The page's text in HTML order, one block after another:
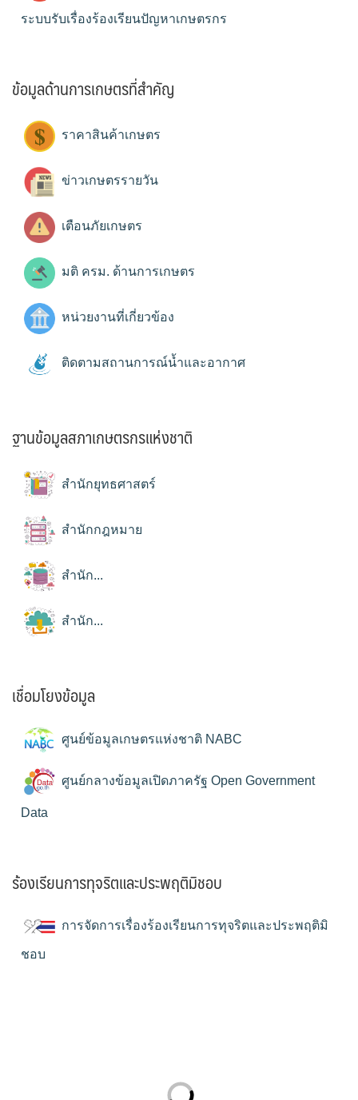
ระบบรับเรื่องร้องเรียนปัญหาเกษตรกร
ข้อมูลด้านการเกษตรที่สำคัญ
ราคาสินค้าเกษตร
ข่าวเกษตรรายวัน
เตือนภัยเกษตร
มติ ครม. ด้านการเกษตร
หน่วยงานที่เกี่ยวข้อง
ติดตามสถานการณ์น้ำและอากาศ
ฐานข้อมูลสภาเกษตรกรแห่งชาติ
สำนักยุทธศาสตร์
สำนักกฎหมาย
สำนัก...
สำนัก...
เชื่อมโยงข้อมูล
ศูนย์ข้อมูลเกษตรแห่งชาติ NABC
ศูนย์กลางข้อมูลเปิดภาครัฐ Open Government
Data
ร้องเรียนการทุจริตและประพฤติมิชอบ
การจัดการเรื่องร้องเรียนการทุจริตและประพฤติมิ
ชอบ